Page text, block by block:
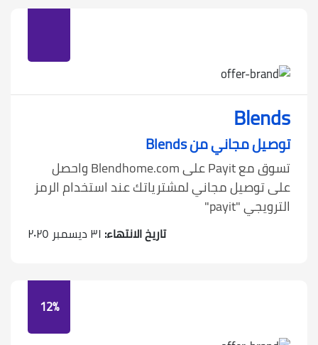
Blends
توصيل مجاني من Blends
تسوق مع Payit على Blendhome.com واحصل
على توصيل مجاني لمشترياتك عند استخدام الرمز
الترويجي "payit"
تاريخ الانتهاء: ٣١ ديسمبر ٢٠٢٥
12%